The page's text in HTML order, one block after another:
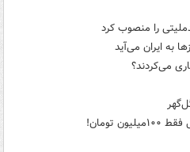
را منصوب کرد
به ایران می‌آید
می‌کردند؟
تومان!